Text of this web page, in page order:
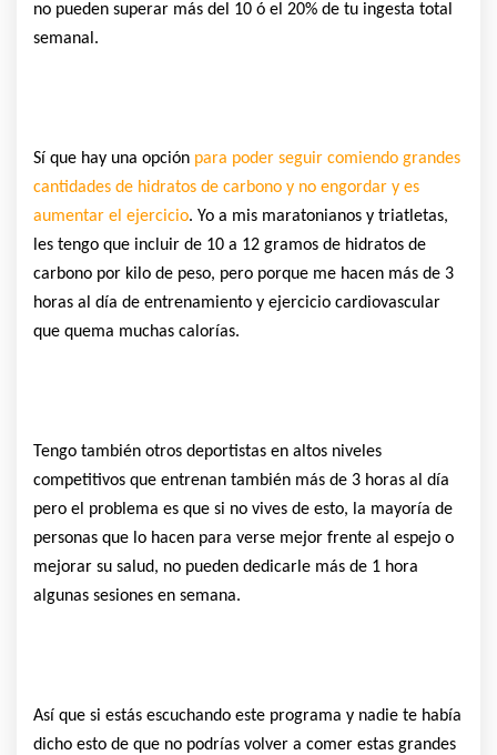
no pueden superar más del 10 ó el 20% de tu ingesta total
semanal.
Sí que hay una opción para poder seguir comiendo grandes
cantidades de hidratos de carbono y no engordar y es
aumentar el ejercicio. Yo a mis maratonianos y triatletas,
les tengo que incluir de 10 a 12 gramos de hidratos de
carbono por kilo de peso, pero porque me hacen más de 3
horas al día de entrenamiento y ejercicio cardiovascular
que quema muchas calorías.
Tengo también otros deportistas en altos niveles
competitivos que entrenan también más de 3 horas al día
pero el problema es que si no vives de esto, la mayoría de
personas que lo hacen para verse mejor frente al espejo o
mejorar su salud, no pueden dedicarle más de 1 hora
algunas sesiones en semana.
Así que si estás escuchando este programa y nadie te había
dicho esto de que no podrías volver a comer estas grandes